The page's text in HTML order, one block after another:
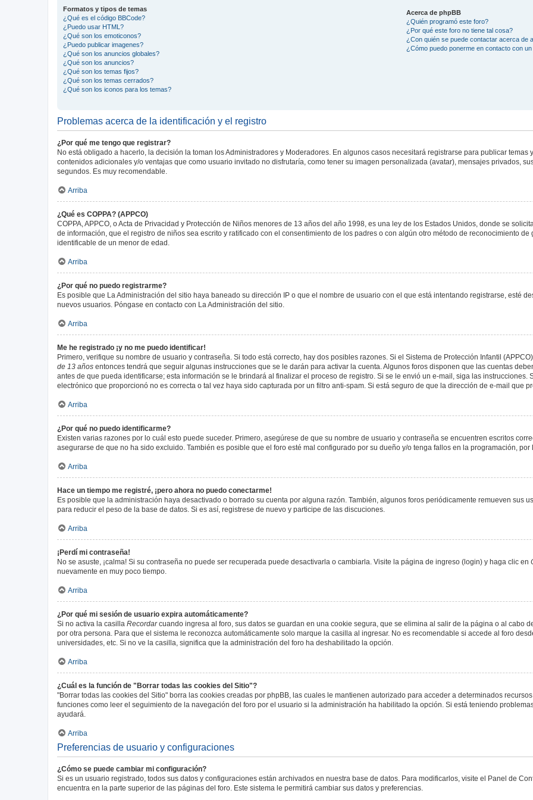
Formatos y tipos de temas
¿Qué es el código BBCode?
¿Puedo usar HTML?
¿Qué son los emoticonos?
¿Puedo publicar imagenes?
¿Qué son los anuncios globales?
¿Qué son los anuncios?
¿Qué son los temas fijos?
¿Qué son los temas cerrados?
¿Qué son los iconos para los temas?
Acerca de phpBB
¿Quién programó este foro?
¿Por qué este foro no tiene tal cosa?
¿Con quién se puede contactar acerca de
¿Cómo puedo ponerme en contacto con
Problemas acerca de la identificación y el registro
¿Por qué me tengo que registrar?
No está obligado a hacerlo, la decisión la toman los Administradores y Moderadores. En algunos casos necesitará registrarse para publicar
contenidos adicionales y/o ventajas que como usuario invitado no disfrutaría, como tener su imagen personalizada (avatar), mensajes privados,
segundos. Es muy recomendable.
Arriba
¿Qué es COPPA? (APPCO)
COPPA, APPCO, o Acta de Privacidad y Protección de Niños menores de 13 años del año 1998, es una ley de los Estados Unidos, donde se
de información, que el registro de niños sea escrito y ratificado con el consentimiento de los padres o con algún otro método de reconocimiento
identificable de un menor de edad.
Arriba
¿Por qué no puedo registrarme?
Es posible que La Administración del sitio haya baneado su dirección IP o que el nombre de usuario con el que está intentando registrarse, esté
nuevos usuarios. Póngase en contacto con La Administración del sitio.
Arriba
Me he registrado ¡y no me puedo identificar!
Primero, verifique su nombre de usuario y contraseña. Si todo está correcto, hay dos posibles razones. Si el Sistema de Protección Infantil
de 13 años entonces tendrá que seguir algunas instrucciones que se le darán para activar la cuenta. Algunos foros disponen que las cuentas
antes de que pueda identificarse; esta información se le brindará al finalizar el proceso de registro. Si se le envió un e-mail, siga las
electrónico que proporcionó no es correcta o tal vez haya sido capturada por un filtro anti-spam. Si está seguro de que la dirección de e-mail que
Arriba
¿Por qué no puedo identificarme?
Existen varias razones por lo cuál esto puede suceder. Primero, asegúrese de que su nombre de usuario y contraseña se encuentren escritos
asegurarse de que no ha sido excluido. También es posible que el foro esté mal configurado por su dueño y/o tenga fallos en la programación,
Arriba
Hace un tiempo me registré, ¡pero ahora no puedo conectarme!
Es posible que la administración haya desactivado o borrado su cuenta por alguna razón. También, algunos foros periódicamente remueven sus
para reducir el peso de la base de datos. Si es así, registrese de nuevo y participe de las discuciones.
Arriba
¡Perdí mi contraseña!
No se asuste, ¡calma! Si su contraseña no puede ser recuperada puede desactivarla o cambiarla. Visite la página de ingreso (login) y haga clic en
nuevamente en muy poco tiempo.
Arriba
¿Por qué mi sesión de usuario expira automáticamente?
Si no activa la casilla Recordarcuando ingresa al foro, sus datos se guardan en una cookie segura, que se elimina al salir de la página o al cabo
por otra persona. Para que el sistema le reconozca automáticamente solo marque la casilla al ingresar. No es recomendable si accede al foro
universidades, etc. Si no ve la casilla, significa que la administración del foro ha deshabilitado la opción.
Arriba
¿Cuál es la función de "Borrar todas las cookies del Sitio"?
"Borrar todas las cookies del Sitio" borra las cookies creadas por phpBB, las cuales le mantienen autorizado para acceder a determinados
funciones como leer el seguimiento de la navegación del foro por el usuario si la administración ha habilitado la opción. Si está teniendo
ayudará.
Arriba
Preferencias de usuario y configuraciones
¿Cómo se puede cambiar mi configuración?
Si es un usuario registrado, todos sus datos y configuraciones están archivados en nuestra base de datos. Para modificarlos, visite el Panel de
encuentra en la parte superior de las páginas del foro. Este sistema le permitirá cambiar sus datos y preferencias.